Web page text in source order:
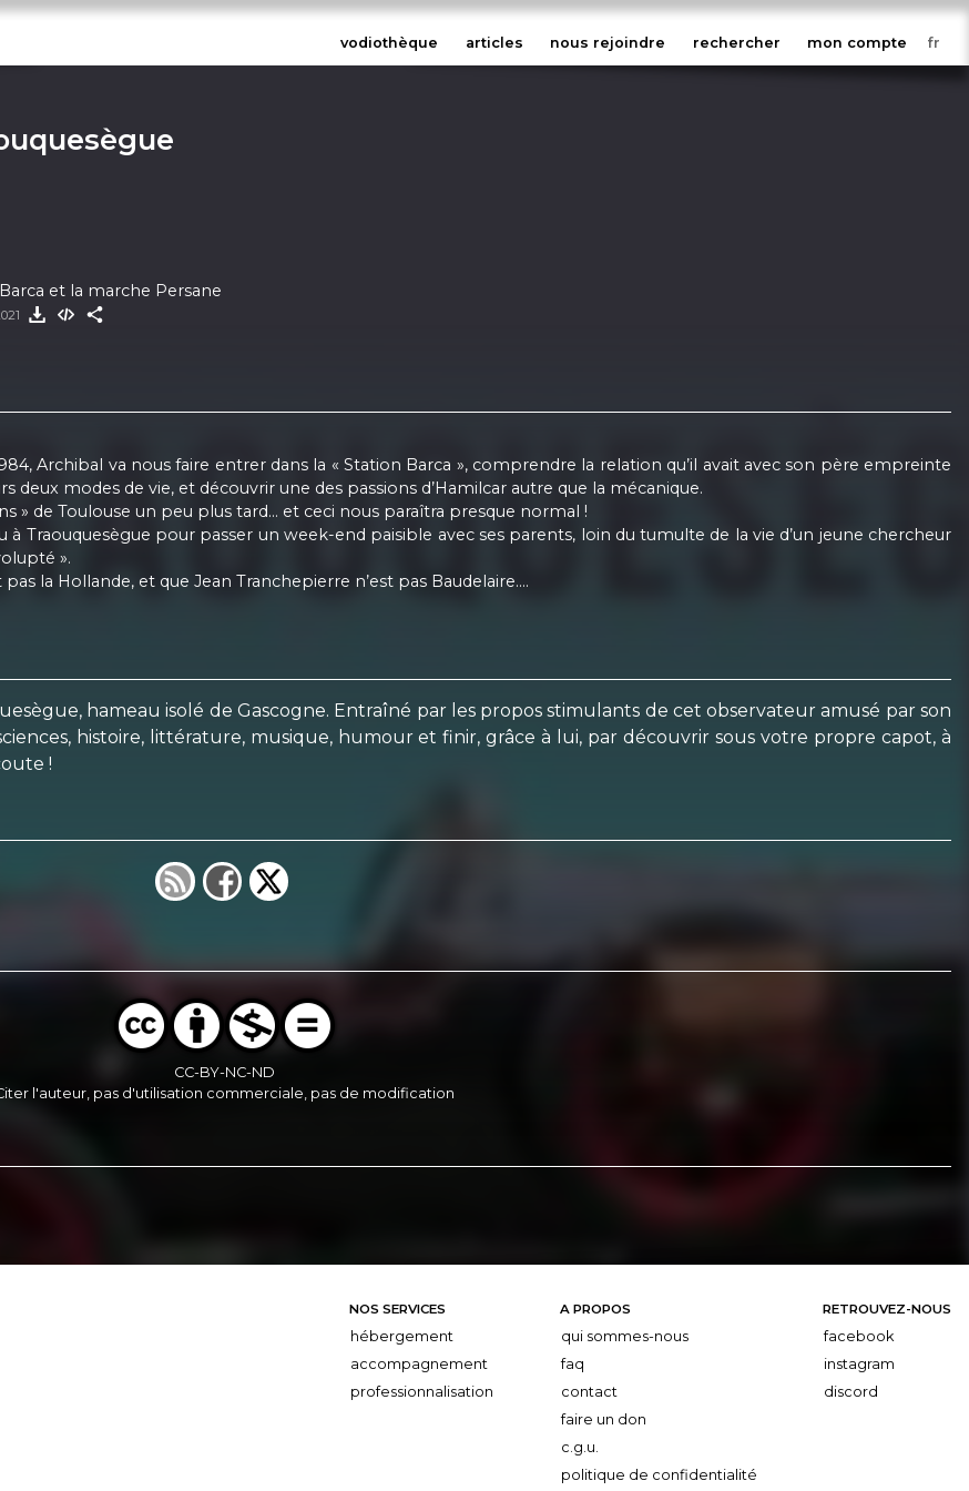
vodiothèque articles nous rejoindre rechercher mon compte
et la marche Persane
Archibal va nous faire entrer dans la « Station Barca », comprendre la relation qu’il avait avec son père empreinte
modes de vie, et découvrir une des passions d’Hamilcar autre que la mécanique.
» de Toulouse un peu plus tard… et ceci nous paraîtra presque normal !
Traouquesègue pour passer un week-end paisible avec ses parents, loin du tumulte de la vie d’un jeune chercheur
».
la Hollande, et que Jean Tranchepierre n’est pas Baudelaire….
hameau isolé de Gascogne. Entraîné par les propos stimulants de cet observateur amusé par son
histoire, littérature, musique, humour et finir, grâce à lui, par découvrir sous votre propre capot, à
!
CC-BY-NC-ND
l'auteur, pas d'utilisation commerciale, pas de modification
NOS SERVICES
hébergement
accompagnement
professionnalisation
A PROPOS
qui sommes-nous
faq
contact
faire un don
c.g.u.
politique de confidentialité
RETROUVEZ-NOUS
facebook
instagram
discord